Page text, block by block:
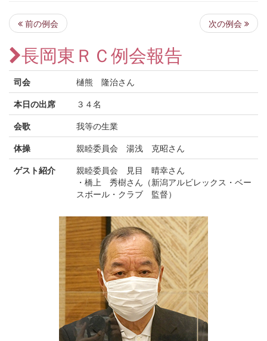
前の例会 次の例会
長岡東ＲＣ例会報告
司会
樋熊 隆治さん
本日の出席
３４名
会歌
我等の生業
体操
親睦委員会 湯浅 克昭さん
ゲスト紹介
親睦委員会 見目 晴幸さん
・橋上 秀樹さん（新潟アルビレックス・ベー
スボール・クラブ 監督）